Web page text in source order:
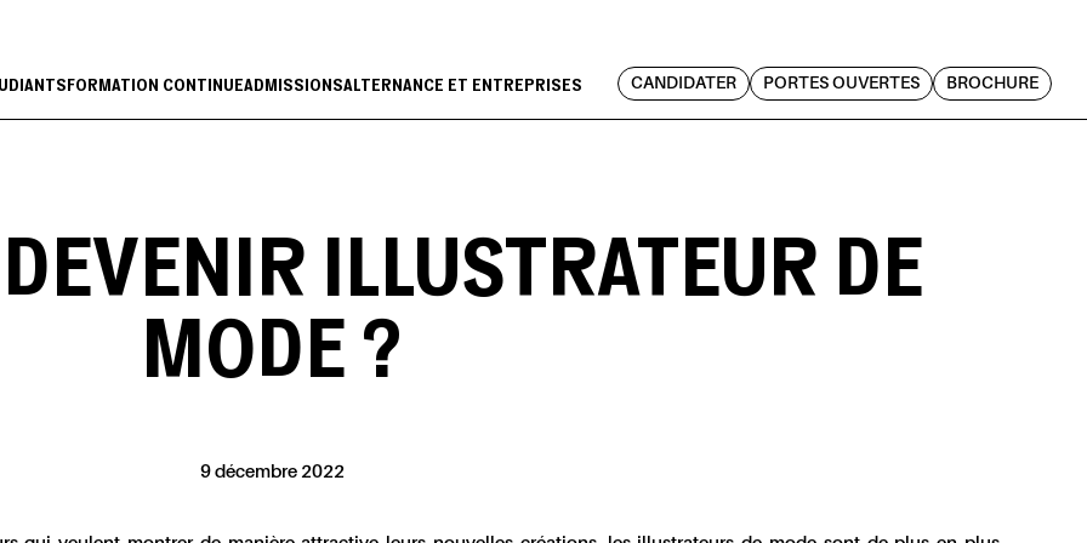
FORMATION CONTINUEADMISSIONSALTERNANCE ET ENTREPRISES CANDIDATER PORTES OUVERTES BROCHURE
ILLUSTRATEUR DE
MODE ?
9 décembre 2022